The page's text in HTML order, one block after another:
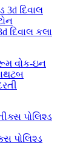
દિવાલ કલા
પોલિશ્ડ